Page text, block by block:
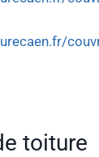
toiture